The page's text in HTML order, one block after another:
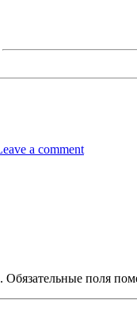
a comment
Обязательные поля